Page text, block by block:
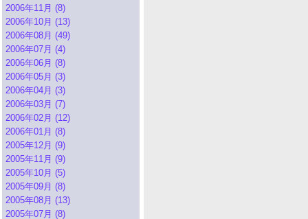
2006年11月 (8)
2006年10月 (13)
2006年08月 (49)
2006年07月 (4)
2006年06月 (8)
2006年05月 (3)
2006年04月 (3)
2006年03月 (7)
2006年02月 (12)
2006年01月 (8)
2005年12月 (9)
2005年11月 (9)
2005年10月 (5)
2005年09月 (8)
2005年08月 (13)
2005年07月 (8)